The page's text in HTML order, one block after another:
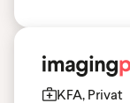
KFA, Privat